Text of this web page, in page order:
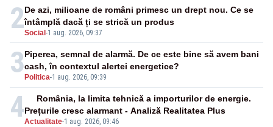
2Social -1 aug. 2026, 09:37
De azi, milioane de români primesc un drept nou. Ce se
întâmplă dacă ți se strică un produs
3 Politica-1 aug. 2026, 09:39
Piperea, semnal de alarmă. De ce este bine să avem bani
cash, în contextul alertei energetice?
4Actualitate-1 aug. 2026, 09:46
România, la limita tehnică a importurilor de energie.
Prețurile cresc alarmant - Analiză Realitatea Plus